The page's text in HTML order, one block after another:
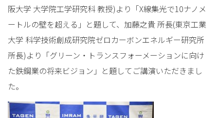
阪大学 大学院工学研究科 教授)より「X線集光で10ナノメ
ートルの壁を超える」と題して、加藤之貴 所長(東京工業
大学 科学技術創成研究院ゼロカーボンエネルギー研究所
所長)より「グリーン・トランスフォーメーションに向け
た鉄鋼業の将来ビジョン」と題してご講演いただきまし
た。